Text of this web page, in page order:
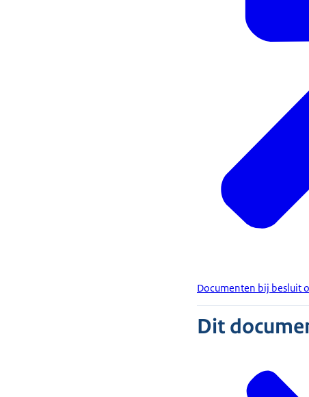
Documenten bij besluit
Dit